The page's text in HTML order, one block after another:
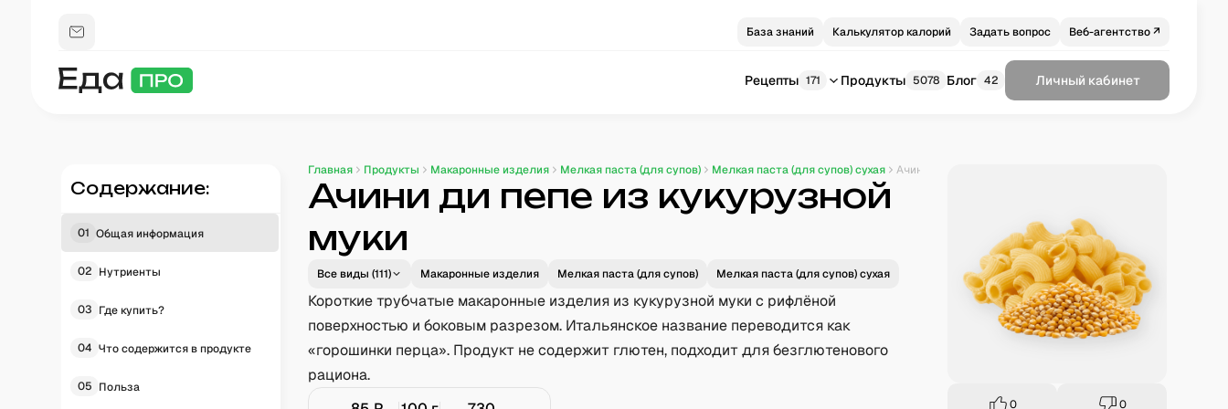
База знаний Калькулятор калорий Задать вопрос Веб-агентство ↗
Рецепты 171 Продукты 5078 Блог 42 Личный кабинет
Содержание:
01 Общая информация
02 Нутриенты
03 Где купить?
04 Что содержится в продукте
05 Польза
Главная Продукты Макаронные изделия Мелкая паста (для супов) Мелкая паста (для супов) сухая
Ачини ди пепе из кукурузной
муки
Все виды (111) Макаронные изделия Мелкая паста (для супов) Мелкая паста (для супов) сухая
Короткие трубчатые макаронные изделия из кукурузной муки с рифлёной
поверхностью и боковым разрезом. Итальянское название переводится как
«горошинки перца». Продукт не содержит глютен, подходит для безглютенового
рациона.
0 0